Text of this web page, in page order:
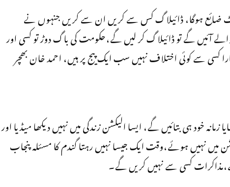
ووٹ ضائع ہوگا، ڈائیلاگ کس سے کریں ان سے کریں جنہوں نے
آئیں گے تو ڈائیلاگ کر لیں گے،حکومت کی باگ دوڑ تو کسی اور
سے کوئی اختلاف نہیں سب ایک پیج پر ہیں، احمد خان بھچر
خود ہی بتائیں گے، ایسا الیکشن زندگی میں نہیں دیکھا میڈیا اور
میں نہیں ہوئے،وقت ایک جیسا نہیں رہتا گندم کا مسئلہ پنجاب
کسی سے نہیں کریں گے۔